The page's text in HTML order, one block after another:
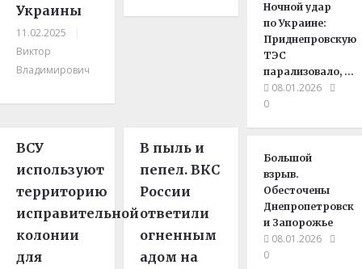
Украины
11.02.2025
Виктор
Владимирович
ВСУ
используют
территорию
исправительной
колонии
для
В пыль и
пепел. ВКС
России
ответили
огненным
адом на
Ночной удар
по Украине:
Приднепровскую
ТЭС
парализовало, …
08.01.2026
0
Большой
взрыв.
Обесточены
Днепропетровск
и Запорожье
08.01.2026
0